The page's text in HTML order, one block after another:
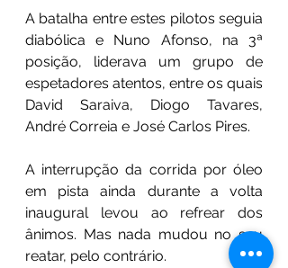
A batalha entre estes pilotos seguia
diabólica e Nuno Afonso, na 3ª
posição, liderava um grupo de
espetadores atentos, entre os quais
David Saraiva, Diogo Tavares,
André Correia e José Carlos Pires.
A interrupção da corrida por óleo
em pista ainda durante a volta
inaugural levou ao refrear dos
ânimos. Mas nada mudou no seu
reatar, pelo contrário.